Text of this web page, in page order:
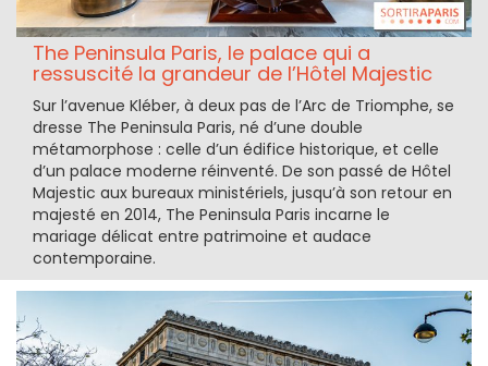
The Peninsula Paris, le palace qui a
ressuscité la grandeur de l’Hôtel Majestic
Sur l’avenue Kléber, à deux pas de l’Arc de Triomphe, se
dresse The Peninsula Paris, né d’une double
métamorphose : celle d’un édifice historique, et celle
d’un palace moderne réinventé. De son passé de Hôtel
Majestic aux bureaux ministériels, jusqu’à son retour en
majesté en 2014, The Peninsula Paris incarne le
mariage délicat entre patrimoine et audace
contemporaine.